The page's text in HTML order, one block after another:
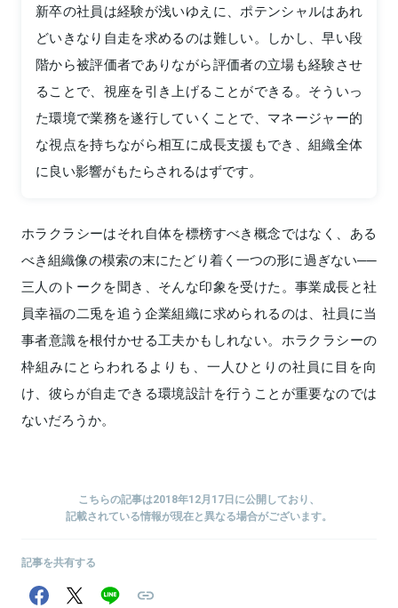
新卒の社員は経験が浅いゆえに、ポテンシャルはあれ
どいきなり自走を求めるのは難しい。しかし、早い段
階から被評価者でありながら評価者の立場も経験させ
ることで、視座を引き上げることができる。そういっ
た環境で業務を遂行していくことで、マネージャー的
な視点を持ちながら相互に成長支援もでき、組織全体
に良い影響がもたらされるはずです。
ホラクラシーはそれ自体を標榜すべき概念ではなく、ある
べき組織像の模索の末にたどり着く一つの形に過ぎない──
三人のトークを聞き、そんな印象を受けた。事業成長と社
員幸福の二兎を追う企業組織に求められるのは、社員に当
事者意識を根付かせる工夫かもしれない。ホラクラシーの
枠組みにとらわれるよりも、一人ひとりの社員に目を向
け、彼らが自走できる環境設計を行うことが重要なのでは
ないだろうか。
こちらの記事は2018年12月17日に公開しており、
記載されている情報が現在と異なる場合がございます。
記事を共有する